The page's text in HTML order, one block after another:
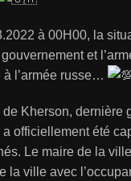
à 00H00, la
et
à l’armée russe…
Kherson, dernière
officiellement été
Le maire de la
la ville avec